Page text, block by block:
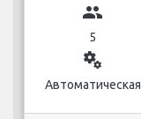
group
5
miscellaneous_services
Автоматическая